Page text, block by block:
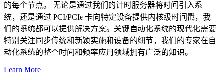
的每个节点。 无论是通过我们的计时服务器将时间引入系
统，还是通过 PCI/PCIe 卡向特定设备提供内核级时间戳，我
们的系统都可以提供解决方案。关键自动化系统的现代化需要
特别关注同步传统和新颖实施和设备的细节，我们的专家在自
动化系统的整个时间和频率应用领域拥有广泛的知识。
Learn More